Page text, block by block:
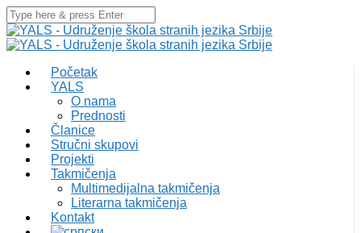
Početak
YALS
O nama
Prednosti
Članice
Stručni skupovi
Projekti
Takmičenja
Multimedijalna takmičenja
Literarna takmičenja
Kontakt